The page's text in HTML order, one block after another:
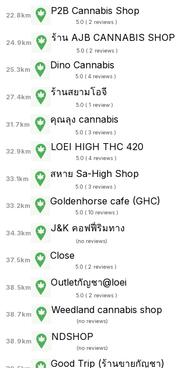
22.8km P2B Cannabis Shop
5.0 ( 2 reviews )
24.9km ร้าน AJB CANNABIS SHOP
5.0 ( 2 reviews )
25.3km Dino Cannabis
5.0 ( 4 reviews )
27.4km ร้านสยามโอจี
5.0 ( 1 review )
31.7km คุณลุง cannabis
5.0 ( 3 reviews )
32.9km LOEI HIGH THC 420
5.0 ( 4 reviews )
33.1km สหาย Sa-High Shop
5.0 ( 3 reviews )
33.2km Goldenhorse cafe (GHC)
5.0 ( 10 reviews )
34.3km J&K คอฟฟี่ริมทาง
(no reviews)
37.5km Close
5.0 ( 2 reviews )
38.5km Outletกัญชา@loei
5.0 ( 2 reviews )
38.7km Weedland cannabis shop
(no reviews)
38.9km NDSHOP
(no reviews)
Good Trip (ร้านขายกัญชา)